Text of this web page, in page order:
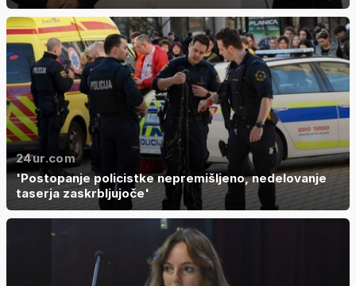
24ur.com
'Postopanje policistke nepremišljeno, nedelovanje
taserja zaskrbljujoče'